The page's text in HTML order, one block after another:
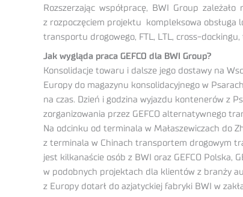
Rozszerzając współpracę, BWI Group
z rozpoczęciem projektu kompleksowa obsługa
transportu drogowego, FTL, LTL, cross-
Jak wygląda praca GEFCO dla BWI Group?
Konsolidacje towaru i dalsze jego dostawy na
Europy do magazynu konsolidacyjnego w
na czas. Dzień i godzina wyjazdu kontenerów z
zorganizowania przez GEFCO alternatywnego
Na odcinku od terminala w Małaszewiczach do
z terminala w Chinach transportem drogowym
jest kilkanaście osób z BWI oraz GEFCO Polska,
w podobnych projektach dla klientów z branży
z Europy dotarł do azjatyckiej fabryki BWI w